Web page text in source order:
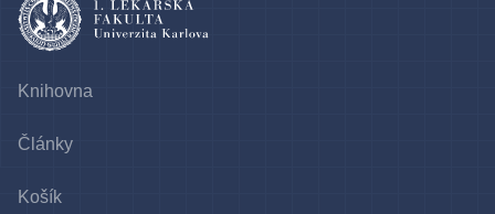
Knihovna
Články
Košík